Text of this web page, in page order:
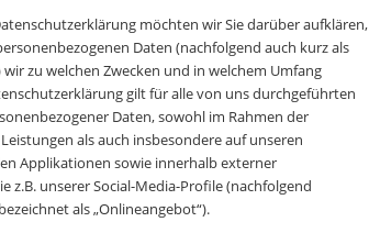
möchten wir Sie darüber aufklären,
Daten (nachfolgend auch kurz als
wir zu welchen Zwecken und in welchem Umfang
gilt für alle von uns durchgeführten
Daten, sowohl im Rahmen der
als auch insbesondere auf unseren
Applikationen sowie innerhalb externer
z.B. unserer Social-Media-Profile (nachfolgend
als „Onlineangebot“).